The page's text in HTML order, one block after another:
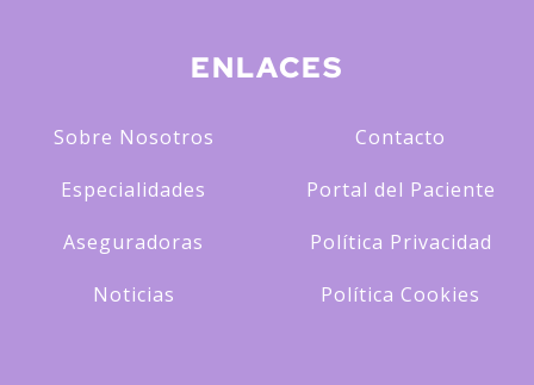
ENLACES
Sobre Nosotros
Especialidades
Aseguradoras
Noticias
Contacto
Portal del Paciente
Política Privacidad
Política Cookies